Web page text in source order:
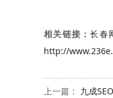
相关链接：长春
http://
上一篇： 九成